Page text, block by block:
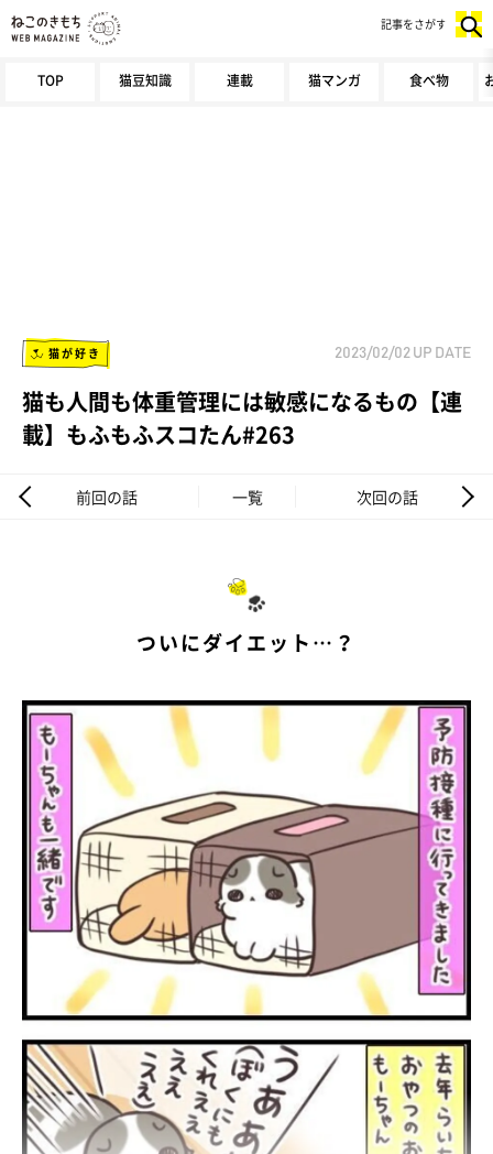
TOP 猫豆知識 連載 猫マンガ 食べ物
記事をさがす
猫が好き 2023/02/02 UP DATE
猫も人間も体重管理には敏感になるもの【連
載】もふもふスコたん#263
前回の話 一覧 次回の話
ついにダイエット…？